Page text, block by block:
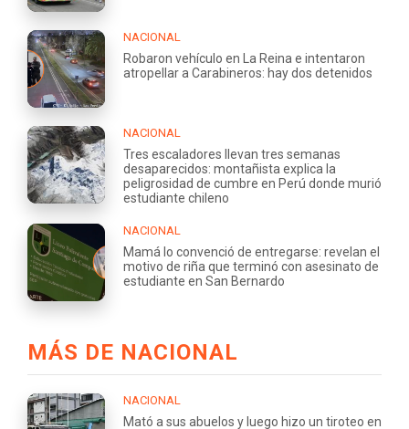
NACIONAL
Robaron vehículo en La Reina e intentaron
atropellar a Carabineros: hay dos detenidos
NACIONAL
Tres escaladores llevan tres semanas
desaparecidos: montañista explica la
peligrosidad de cumbre en Perú donde murió
estudiante chileno
NACIONAL
Mamá lo convenció de entregarse: revelan el
motivo de riña que terminó con asesinato de
estudiante en San Bernardo
MÁS DE NACIONAL
NACIONAL
Mató a sus abuelos y luego hizo un tiroteo en